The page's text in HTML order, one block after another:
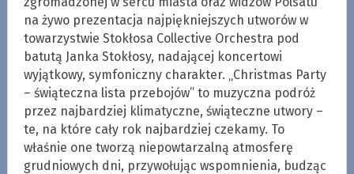
na żywo prezentacja najpiękniejszych utworów w
towarzystwie Stokłosa Collective Orchestra pod
batutą Janka Stokłosy, nadającej koncertowi
wyjątkowy, symfoniczny charakter. „Christmas Party
– świąteczna lista przebojów” to muzyczna podróż
przez najbardziej klimatyczne, świąteczne utwory –
te, na które cały rok najbardziej czekamy. To
właśnie one tworzą niepowtarzalną atmosferę
grudniowych dni, przywołując wspomnienia, budząc